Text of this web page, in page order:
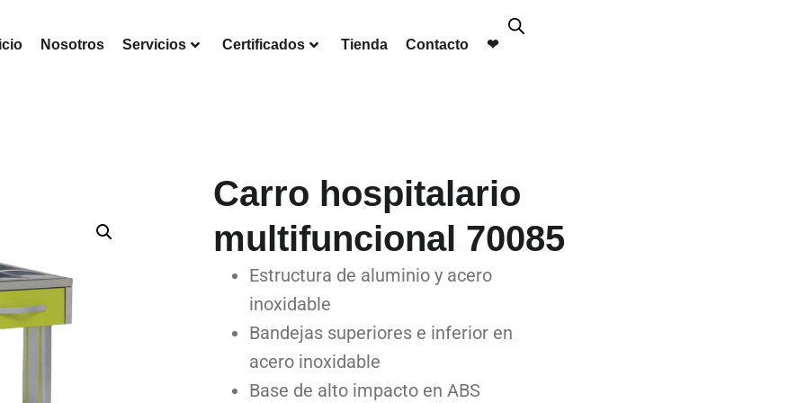
Nosotros Servicios Certificados Tienda Contacto ❤︎
Carro hospitalario
multifuncional 70085
Estructura de aluminio y acero
inoxidable
Bandejas superiores e inferior en
acero inoxidable
Base de alto impacto en ABS